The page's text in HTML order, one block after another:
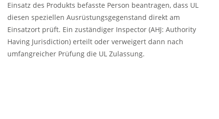
Einsatz des Produkts befasste Person beantragen, dass UL
diesen speziellen Ausrüstungsgegenstand direkt am
Einsatzort prüft. Ein zuständiger Inspector (AHJ: Authority
Having Jurisdiction) erteilt oder verweigert dann nach
umfangreicher Prüfung die UL Zulassung.